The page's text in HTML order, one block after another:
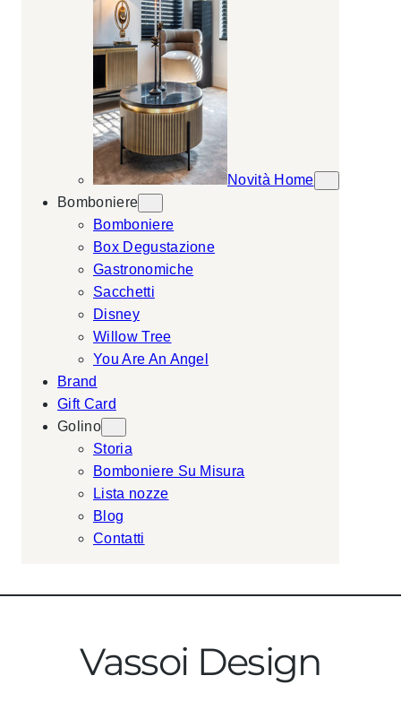
Novità Home
Bomboniere
Bomboniere
Box Degustazione
Gastronomiche
Sacchetti
Disney
Willow Tree
You Are An Angel
Brand
Gift Card
Golino
Storia
Bomboniere Su Misura
Lista nozze
Blog
Contatti
Vassoi Design